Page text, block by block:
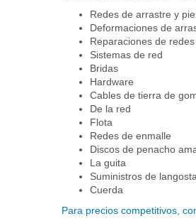
Redes de arrastre y
Deformaciones de
Reparaciones de
Sistemas de red
Bridas
Hardware
Cables de tierra de
De la red
Flota
Redes de enmalle
Discos de penacho
La guita
Suministros de langosta
Cuerda
Para precios competitivos,